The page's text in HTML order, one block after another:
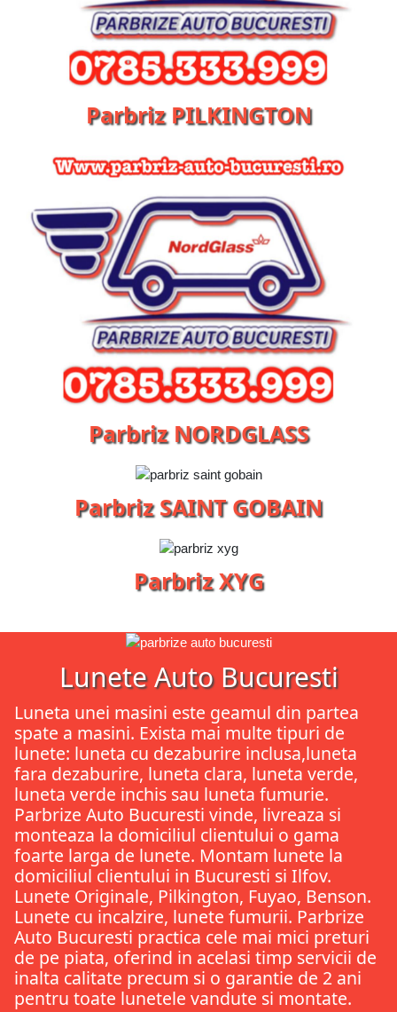
Parbriz PILKINGTON
Parbriz NORDGLASS
Parbriz SAINT GOBAIN
Parbriz XYG
Lunete Auto Bucuresti
Luneta unei masini este geamul din partea
spate a masini. Exista mai multe tipuri de
lunete: luneta cu dezaburire inclusa,luneta
fara dezaburire, luneta clara, luneta verde,
luneta verde inchis sau luneta fumurie.
Parbrize Auto Bucuresti vinde, livreaza si
monteaza la domiciliul clientului o gama
foarte larga de lunete. Montam lunete la
domiciliul clientului in Bucuresti si Ilfov.
Lunete Originale, Pilkington, Fuyao, Benson.
Lunete cu incalzire, lunete fumurii. Parbrize
Auto Bucuresti practica cele mai mici preturi
de pe piata, oferind in acelasi timp servicii de
inalta calitate precum si o garantie de 2 ani
pentru toate lunetele vandute si montate.